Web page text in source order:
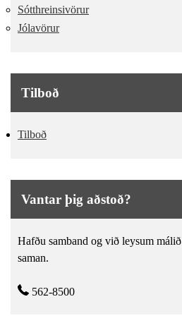
Sótthreinsivörur
Jólavörur
Tilboð
Tilboð
Vantar þig aðstoð?
Hafðu samband og við leysum málið
saman.
562-8500